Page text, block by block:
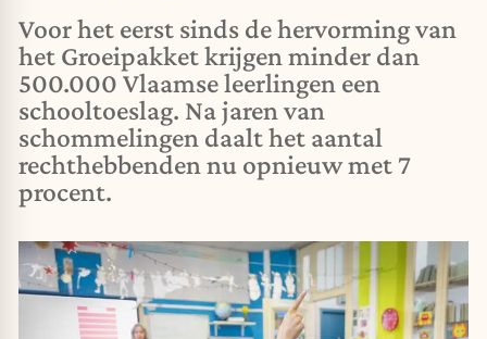
Voor het eerst sinds de hervorming van
het Groeipakket krijgen minder dan
500.000 Vlaamse leerlingen een
schooltoeslag. Na jaren van
schommelingen daalt het aantal
rechthebbenden nu opnieuw met 7
procent.